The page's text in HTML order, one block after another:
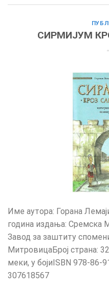
СИРМИЈУМ
Име аутора: Горана
година издања: Сремска
Завод за заштиту
МитровицаБрој страна:
меки, у бојиISBN 978-86-
307618567